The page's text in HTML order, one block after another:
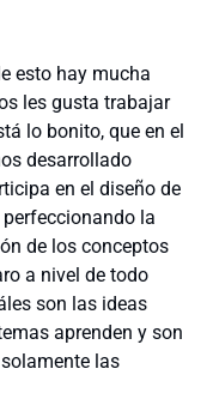
esto hay mucha
les gusta trabajar
lo bonito, que en el
desarrollado
en el diseño de
la
de los conceptos
a nivel de todo
son las ideas
aprenden y son
las